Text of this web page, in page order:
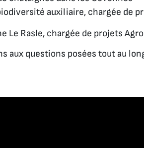
auxiliaire, chargée de
Le Rasle, chargée de projets
aux questions posées tout au